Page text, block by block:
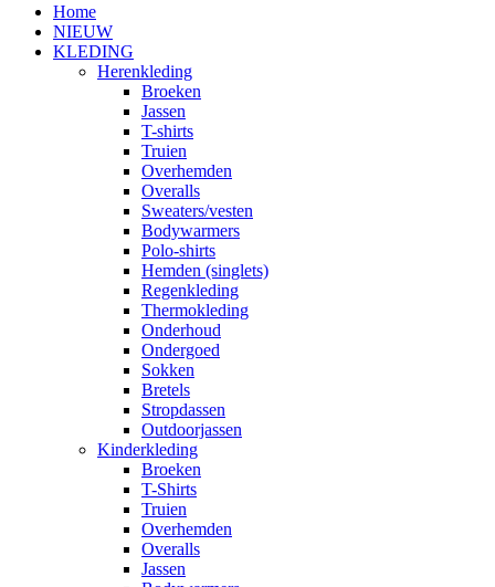
Home
NIEUW
KLEDING
Herenkleding
Broeken
Jassen
T-shirts
Truien
Overhemden
Overalls
Sweaters/vesten
Bodywarmers
Polo-shirts
Hemden (singlets)
Regenkleding
Thermokleding
Onderhoud
Ondergoed
Sokken
Bretels
Stropdassen
Outdoorjassen
Kinderkleding
Broeken
T-Shirts
Truien
Overhemden
Overalls
Jassen